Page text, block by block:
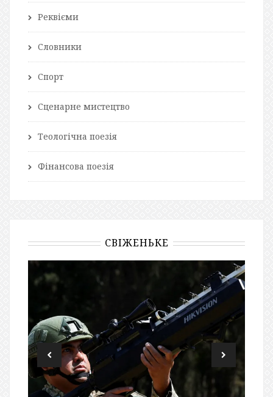
Реквієми
Словники
Спорт
Сценарне мистецтво
Теологічна поезія
Фінансова поезія
СВІЖЕНЬКЕ